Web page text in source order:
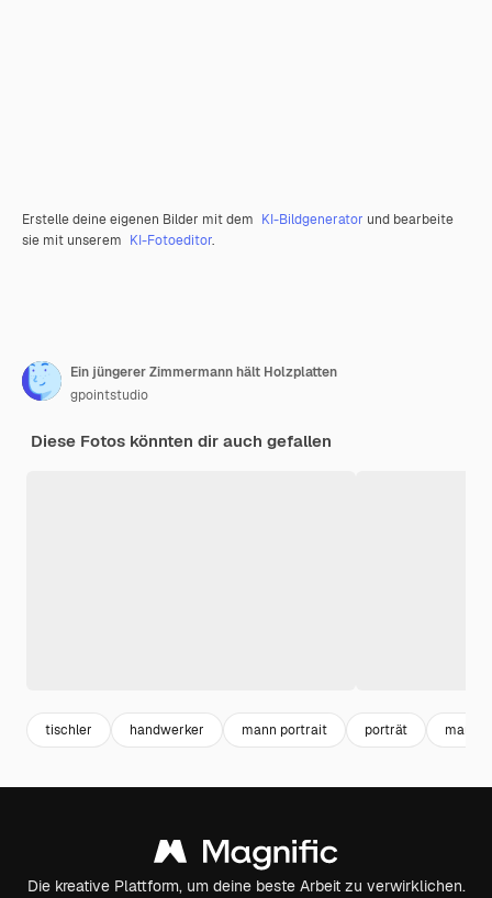
Erstelle deine eigenen Bilder mit dem KI-Bildgenerator und bearbeite
sie mit unserem KI-Fotoeditor.
Ein jüngerer Zimmermann hält Holzplatten
gpointstudio
Diese Fotos könnten dir auch gefallen
tischler handwerker mann portrait porträt mann
Die kreative Plattform, um deine beste Arbeit zu verwirklichen.